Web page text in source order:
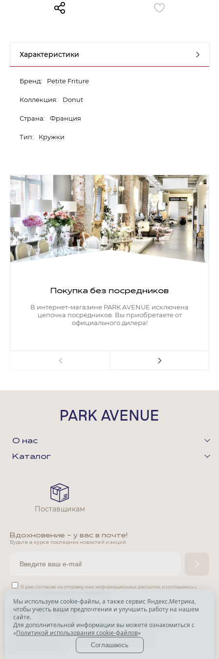
Характеристики
Бренд: Petite Friture
Коллекция: Donut
Страна: Франция
Тип: Кружки
Покупка без посредников
В интернет-магазине PARK AVENUE исключена
цепочка посредников. Вы приобретаете от
официального дилера!
О нас
Каталог
Вдохновение - у вас в почте!
Будьте в курсе последних новостей и акций
Я даю согласие на отправку мне информационных рассылок, и соглашаюсь с
*
Признана экстремистской организацией и запрещена в РФ.
© Park Avenue, 2015 - 2026. Все права защищены
Поставщикам
Мы используем cookie-файлы, а также сервис Яндекс.Метрика,
чтобы учесть ваши предпочтения и улучшить работу на нашем
сайте.
Для дополнительной информации вы можете ознакомиться с
«Политикой использования cookie-файлов»
Соглашаюсь